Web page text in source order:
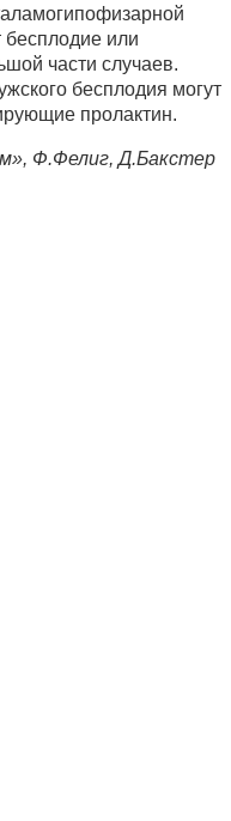
или
части случаев.
бесплодия могут
пролактин.
Ф.Фелиг, Д.Бакстер